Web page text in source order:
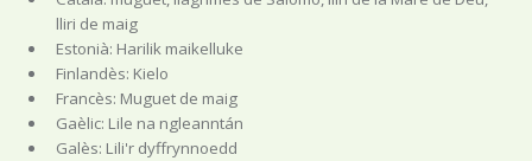
lliri de maig
Estonià: Harilik maikelluke
Finlandès: Kielo
Francès: Muguet de maig
Gaèlic: Lile na ngleanntán
Galès: Lili'r dyffrynnoedd